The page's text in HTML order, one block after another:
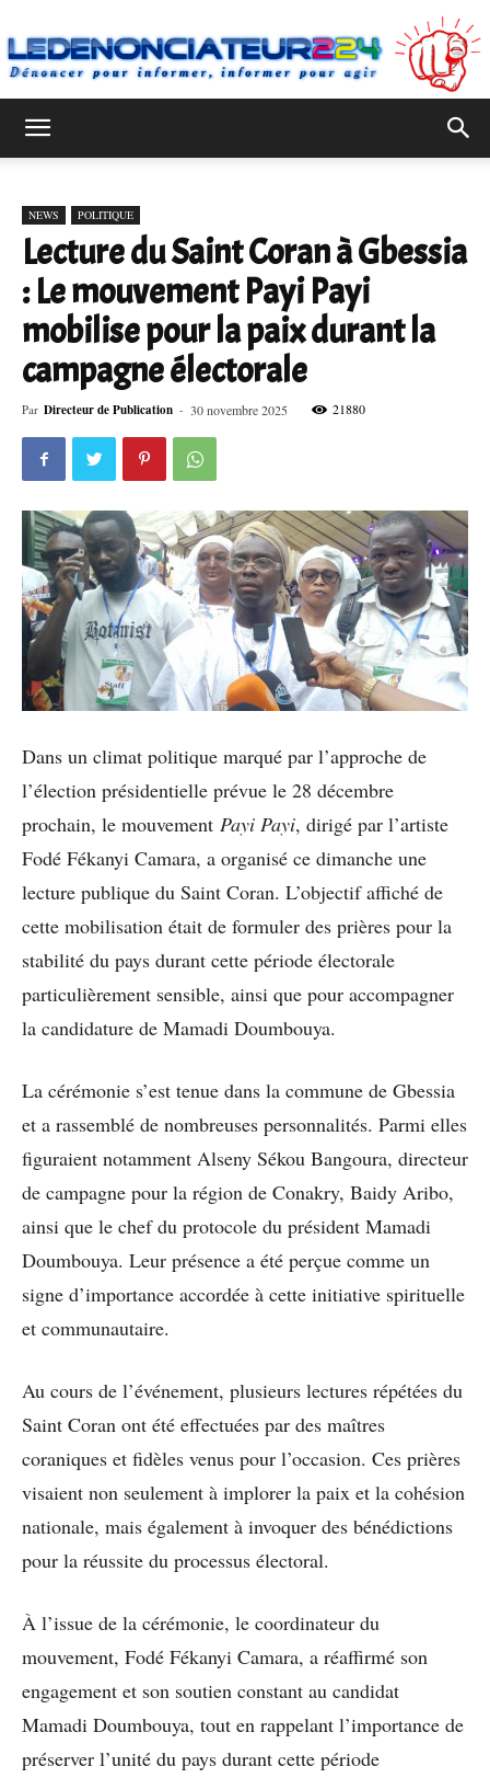
NEWS POLITIQUE
Lecture du Saint Coran à Gbessia
: Le mouvement Payi Payi
mobilise pour la paix durant la
campagne électorale
Par Directeur de Publication - 30 novembre 2025 21880
Dans un climat politique marqué par l’approche de
l’élection présidentielle prévue le 28 décembre
prochain, le mouvement Payi Payi, dirigé par l’artiste
Fodé Fékanyi Camara, a organisé ce dimanche une
lecture publique du Saint Coran. L’objectif affiché de
cette mobilisation était de formuler des prières pour la
stabilité du pays durant cette période électorale
particulièrement sensible, ainsi que pour accompagner
la candidature de Mamadi Doumbouya.
La cérémonie s’est tenue dans la commune de Gbessia
et a rassemblé de nombreuses personnalités. Parmi elles
figuraient notamment Alseny Sékou Bangoura, directeur
de campagne pour la région de Conakry, Baidy Aribo,
ainsi que le chef du protocole du président Mamadi
Doumbouya. Leur présence a été perçue comme un
signe d’importance accordée à cette initiative spirituelle
et communautaire.
Au cours de l’événement, plusieurs lectures répétées du
Saint Coran ont été effectuées par des maîtres
coraniques et fidèles venus pour l’occasion. Ces prières
visaient non seulement à implorer la paix et la cohésion
nationale, mais également à invoquer des bénédictions
pour la réussite du processus électoral.
À l’issue de la cérémonie, le coordinateur du
mouvement, Fodé Fékanyi Camara, a réaffirmé son
engagement et son soutien constant au candidat
Mamadi Doumbouya, tout en rappelant l’importance de
préserver l’unité du pays durant cette période